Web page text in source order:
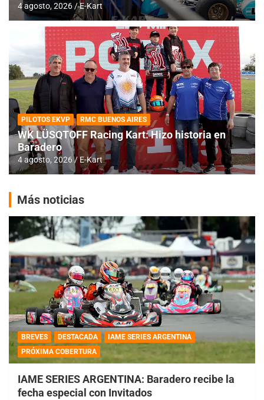
4 agosto, 2026 E-Kart
PILOTOS EKVP RMC BUENOS AIRES
WK LÜSQTOFF Racing Kart: Hizo historia en
Baradero
4 agosto, 2026 E-Kart
Más noticias
BREVES DESTACADA
IAME SERIES ARGENTINA
PRÓXIMA COBERTURA
IAME SERIES ARGENTINA: Baradero recibe la
fecha especial con Invitados